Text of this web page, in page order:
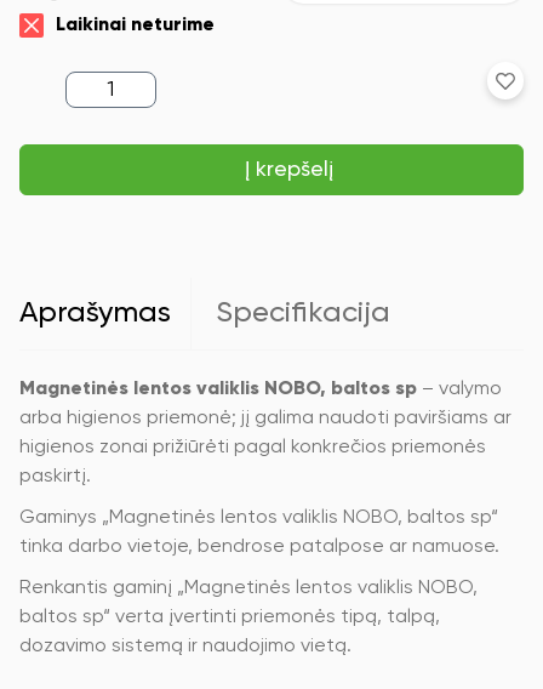
Laikinai neturime
produkto
kiekis:
lentos
NOBO,
Į krepšelį
Aprašymas Specifikacija
Magnetinės lentos valiklis NOBO, baltos sp – valymo
arba higienos priemonė; jį galima naudoti paviršiams ar
higienos zonai prižiūrėti pagal konkrečios priemonės
paskirtį.
Gaminys „Magnetinės lentos valiklis NOBO, baltos sp“
tinka darbo vietoje, bendrose patalpose ar namuose.
Renkantis gaminį „Magnetinės lentos valiklis NOBO,
baltos sp“ verta įvertinti priemonės tipą, talpą,
dozavimo sistemą ir naudojimo vietą.